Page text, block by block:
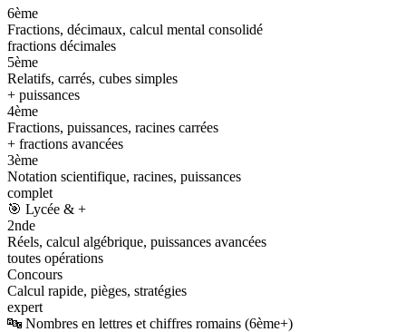
6ème
Fractions, décimaux, calcul mental consolidé
fractions décimales
5ème
Relatifs, carrés, cubes simples
+ puissances
4ème
Fractions, puissances, racines carrées
+ fractions avancées
3ème
Notation scientifique, racines, puissances
complet
🎯 Lycée & +
2nde
Réels, calcul algébrique, puissances avancées
toutes opérations
Concours
Calcul rapide, pièges, stratégies
expert
🔤 Nombres en lettres et chiffres romains (6ème+)